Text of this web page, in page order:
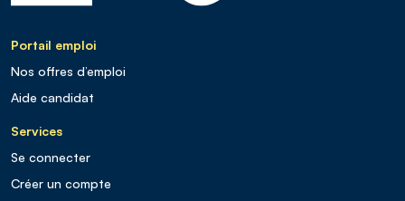
Portail emploi
Nos offres d’emploi
Aide candidat
Services
Se connecter
Créer un compte